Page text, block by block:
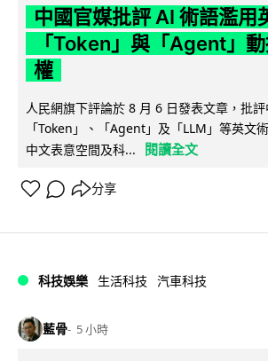
中國官媒批評 AI 術語濫
「Token」與「Agent」
權
人民網旗下評論於 8 月 6 日發表文章，批
「Token」、「Agent」及「LLM」等英文
中文表意空間及科...
閱讀全文
分享
科技娛樂 生活科技 汽車科技
藍骨 5 小時